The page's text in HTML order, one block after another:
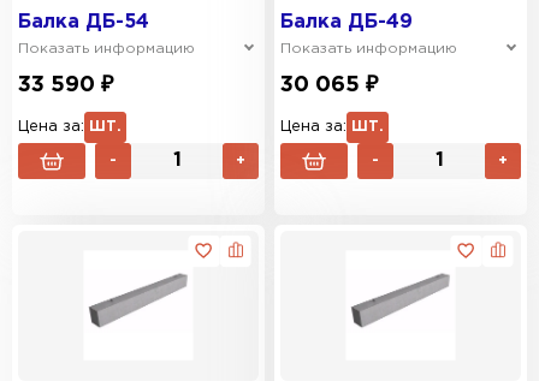
Балка ДБ-54
Показать информацию
33 590 ₽
Цена за: ШТ.
- +
Балка ДБ-49
Показать информацию
30 065 ₽
Цена за: ШТ.
- +